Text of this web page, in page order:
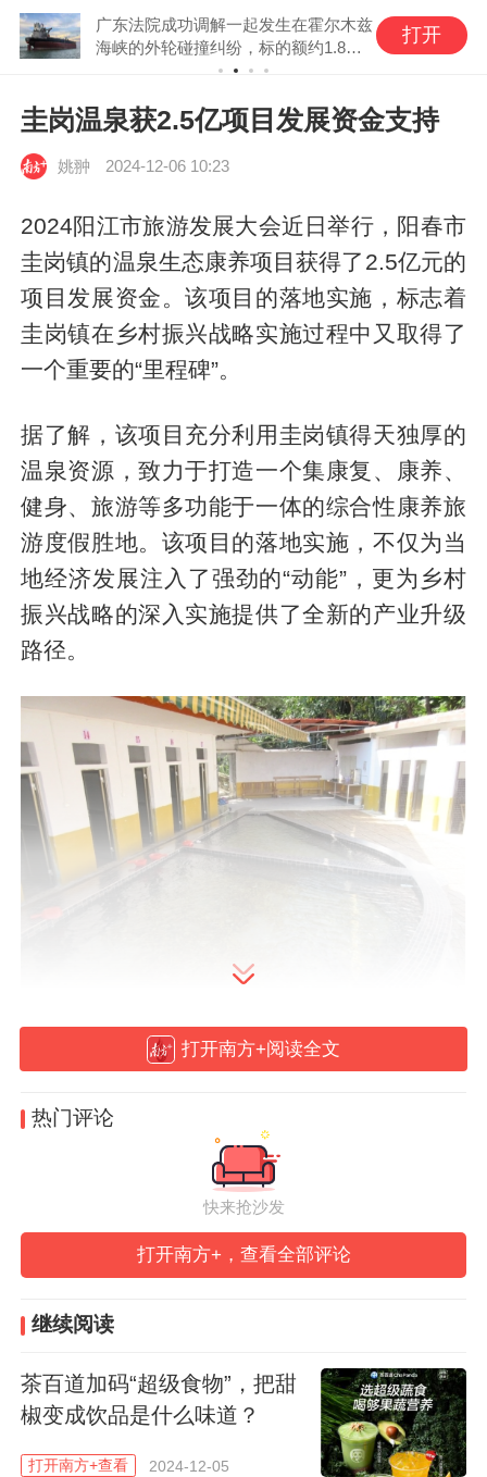
广东法院成功调解一起发生在霍尔木兹
海峡的外轮碰撞纠纷，标的额约1.8亿
打开
圭岗温泉获2.5亿项目发展资金支持
姚翀 2024-12-06 10:23
2024阳江市旅游发展大会近日举行，阳春市
圭岗镇的温泉生态康养项目获得了2.5亿元的
项目发展资金。该项目的落地实施，标志着
圭岗镇在乡村振兴战略实施过程中又取得了
一个重要的“里程碑”。
据了解，该项目充分利用圭岗镇得天独厚的
温泉资源，致力于打造一个集康复、康养、
健身、旅游等多功能于一体的综合性康养旅
游度假胜地。该项目的落地实施，不仅为当
地经济发展注入了强劲的“动能”，更为乡村
振兴战略的深入实施提供了全新的产业升级
路径。
圭岗温泉坐落于阳江市阳春市圭岗镇圭岗村
委会石角头自然村，占地面积达1200平方
米。经国家环保局华南环境科学研究所的分
析鉴定，圭岗温泉被认定为深层地下水的天
然露头，温泉水中富含多种对人体有益的矿
物质。其自然溢流流量每日约为1000吨，且
露头水温高达51摄氏度。
阳江政府项目资金的投入，有望让该温泉成
当地经济的蓬勃发展，还将为阳江市旅游业
的高质量发展注入新的活力。
打开南方+阅读全文
热门评论
快来抢沙发
打开南方+，查看全部评论
继续阅读
茶百道加码“超级食物”，把甜
椒变成饮品是什么味道？
打开南方+查看 2024-12-05